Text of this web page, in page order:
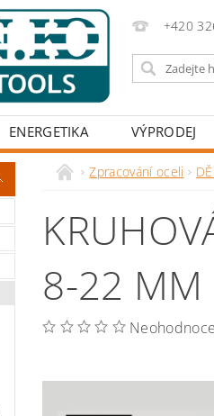
+420
ENERGETIKA VÝPRODEJ
Zpracování oceli
8-22 MM